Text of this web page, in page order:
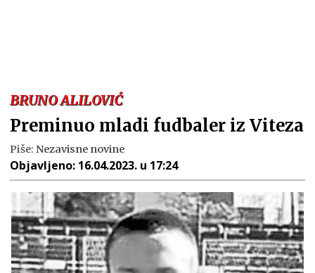
BRUNO ALILOVIĆ
Preminuo mladi fudbaler iz Viteza
Piše: Nezavisne novine
Objavljeno: 16.04.2023. u 17:24